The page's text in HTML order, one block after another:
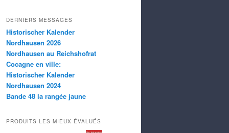
DERNIERS MESSAGES
Historischer Kalender
Nordhausen 2026
Nordhausen au Reichshofrat
Cocagne en ville:
Historischer Kalender
Nordhausen 2024
Bande 48 la rangée jaune
PRODUITS LES MIEUX ÉVALUÉS